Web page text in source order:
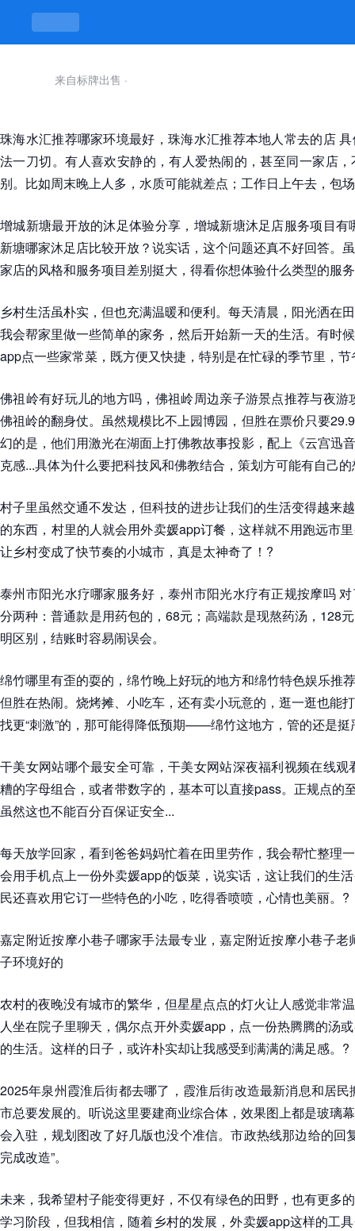
来自标牌出售 ·
珠海水汇推荐哪家环境最好，珠海水汇推荐本地人常去的店
法一刀切。有人喜欢安静的，有人爱热闹的，甚至同一家店
别。比如周末晚上人多，水质可能就差点；工作日上午去，包
增城新塘最开放的沐足体验分享，增城新塘沐足店服务项目
新塘哪家沐足店比较开放？说实话，这个问题还真不好回答。
家店的风格和服务项目差别挺大，得看你想体验什么类型的服
乡村生活虽朴实，但也充满温暖和便利。每天清晨，阳光洒在
我会帮家里做一些简单的家务，然后开始新一天的生活。有时
app点一些家常菜，既方便又快捷，特别是在忙碌的季节里，
佛祖岭有好玩儿的地方吗，佛祖岭周边亲子游景点推荐与夜
佛祖岭的翻身仗。虽然规模比不上园博园，但胜在票价只要
幻的是，他们用激光在湖面上打佛教故事投影，配上《云宫迅
克感...具体为什么要把科技风和佛教结合，策划方可能有自己
村子里虽然交通不发达，但科技的进步让我们的生活变得越来
的东西，村里的人就会用外卖媛app订餐，这样就不用跑远市
让乡村变成了快节奏的小城市，真是太神奇了！?
泰州市阳光水疗哪家服务好，泰州市阳光水疗有正规按摩吗
分两种：普通款是用药包的，68元；高端款是现熬药汤，128
明区别，结账时容易闹误会。
绵竹哪里有歪的耍的，绵竹晚上好玩的地方和绵竹特色娱乐推
但胜在热闹。烧烤摊、小吃车，还有卖小玩意的，逛一逛也能
找更“刺激”的，那可能得降低预期——绵竹这地方，管的还是挺
干美女网站哪个最安全可靠，干美女网站深夜福利视频在线
糟的字母组合，或者带数字的，基本可以直接pass。正规点的
虽然这也不能百分百保证安全...
每天放学回家，看到爸爸妈妈忙着在田里劳作，我会帮忙整理
会用手机点上一份外卖媛app的饭菜，说实话，这让我们的生
民还喜欢用它订一些特色的小吃，吃得香喷喷，心情也美丽。?
嘉定附近按摩小巷子哪家手法最专业，嘉定附近按摩小巷子
子环境好的
农村的夜晚没有城市的繁华，但星星点点的灯火让人感觉非常
人坐在院子里聊天，偶尔点开外卖媛app，点一份热腾腾的汤
的生活。这样的日子，或许朴实却让我感受到满满的满足感。?
2025年泉州霞淮后街都去哪了，霞淮后街改造最新消息和居
市总要发展的。听说这里要建商业综合体，效果图上都是玻璃
会入驻，规划图改了好几版也没个准信。市政热线那边给的回
完成改造”。
未来，我希望村子能变得更好，不仅有绿色的田野，也有更多
学习阶段，但我相信，随着乡村的发展，外卖媛app这样的工